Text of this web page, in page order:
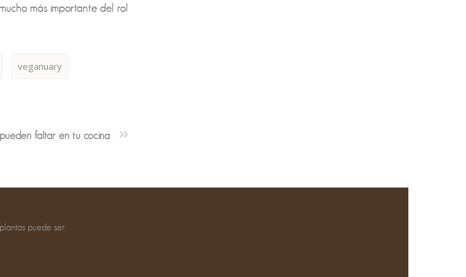
más importante del rol
veganuary
faltar en tu cocina
puede ser